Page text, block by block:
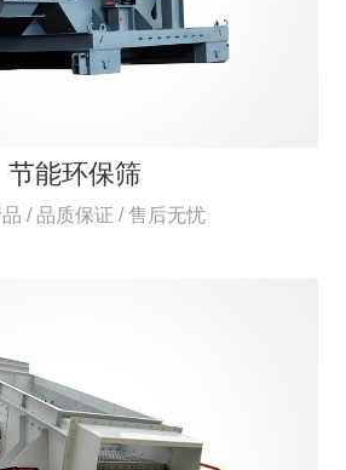
节能环保筛
/ 品质保证 / 售后无忧